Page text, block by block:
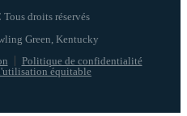
droits réservés
Politique de confidentialité
équitable